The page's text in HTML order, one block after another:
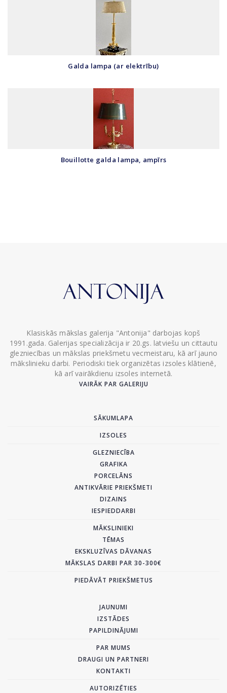
Galda lampa (ar elektrību)
Bouillotte galda lampa, ampīrs
Klasiskās mākslas galerija "Antonija" darbojas kopš
1991.gada. Galerijas specializācija ir 20.gs. latviešu un cittautu
glezniecības un mākslas priekšmetu vecmeistaru, kā arī jauno
mākslinieku darbi. Periodiski tiek organizētas izsoles klātienē,
kā arī vairākdienu izsoles internetā.
VAIRĀK PAR GALERIJU
SĀKUMLAPA
IZSOLES
GLEZNIECĪBA
GRAFIKA
PORCELĀNS
ANTIKVĀRIE PRIEKŠMETI
DIZAINS
IESPIEDDARBI
MĀKSLINIEKI
TĒMAS
EKSKLUZĪVAS DĀVANAS
MĀKSLAS DARBI PAR 30-300€
PIEDĀVĀT PRIEKŠMETUS
JAUNUMI
IZSTĀDES
PAPILDINĀJUMI
PAR MUMS
DRAUGI UN PARTNERI
KONTAKTI
AUTORIZĒTIES